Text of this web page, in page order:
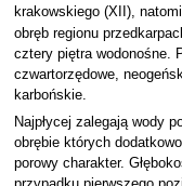
krakowskiego (XII),
obręb regionu
cztery piętra wodonośne.
czwartorzędowe,
karbońskie.
Najpłycej zalegają wody
obrębie których
porowy charakter.